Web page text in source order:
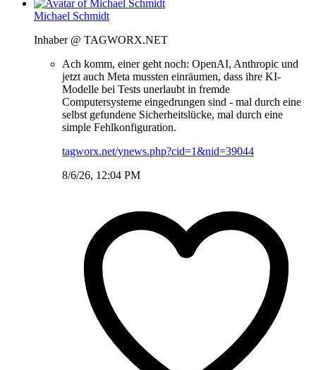
Michael Schmidt
Inhaber @ TAGWORX.NET
Ach komm, einer geht noch: OpenAI, Anthropic und
jetzt auch Meta mussten einräumen, dass ihre KI-
Modelle bei Tests unerlaubt in fremde
Computersysteme eingedrungen sind - mal durch eine
selbst gefundene Sicherheitslücke, mal durch eine
simple Fehlkonfiguration.
tagworx.net/ynews.php?cid=1&nid=39044
8/6/26, 12:04 PM